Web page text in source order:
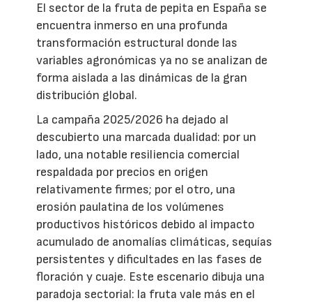
El sector de la fruta de pepita en España se
encuentra inmerso en una profunda
transformación estructural donde las
variables agronómicas ya no se analizan de
forma aislada a las dinámicas de la gran
distribución global.
La campaña 2025/2026 ha dejado al
descubierto una marcada dualidad: por un
lado, una notable resiliencia comercial
respaldada por precios en origen
relativamente firmes; por el otro, una
erosión paulatina de los volúmenes
productivos históricos debido al impacto
acumulado de anomalías climáticas, sequías
persistentes y dificultades en las fases de
floración y cuaje. Este escenario dibuja una
paradoja sectorial: la fruta vale más en el